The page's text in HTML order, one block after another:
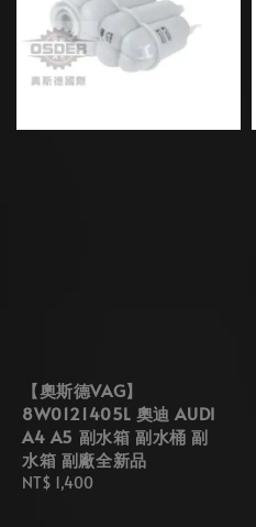
【奧斯德VAG】
8W0121405L 奧迪 AUDI
A4 A5 副水箱 副水桶 副
水箱 副廠全新品
Regular
NT$ 1,400